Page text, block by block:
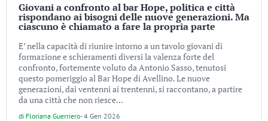
Giovani a confronto al bar Hope, politica e città
rispondano ai bisogni delle nuove generazioni. Ma
ciascuno è chiamato a fare la propria parte
E’ nella capacità di riunire intorno a un tavolo giovani di
formazione e schieramenti diversi la valenza forte del
confronto, fortemente voluto da Antonio Sasso, tenutosi
questo pomeriggio al Bar Hope di Avellino. Le nuove
generazioni, dai ventenni ai trentenni, si raccontano, a partire
da una città che non riesce...
di Floriana Guerriero-4 Gen 2026